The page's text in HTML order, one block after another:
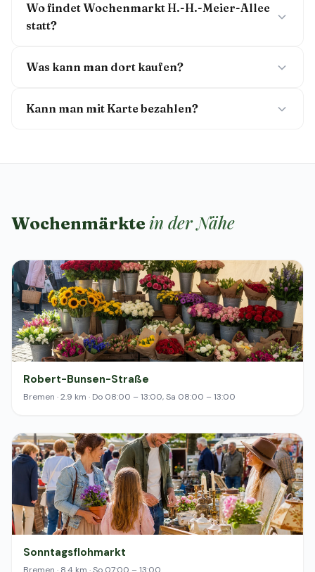
Wo findet Wochenmarkt H.-H.-Meier-Allee
statt?
Was kann man dort kaufen?
Kann man mit Karte bezahlen?
Wochenmärkte in der Nähe
Robert-Bunsen-Straße
Bremen · 2.9 km · Do 08:00 – 13:00, Sa 08:00 – 13:00
Sonntagsflohmarkt